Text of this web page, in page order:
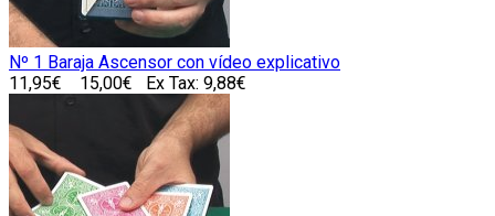
Nº 1 Baraja Ascensor con vídeo explicativo
11,95€
15,00€ Ex Tax: 9,88€